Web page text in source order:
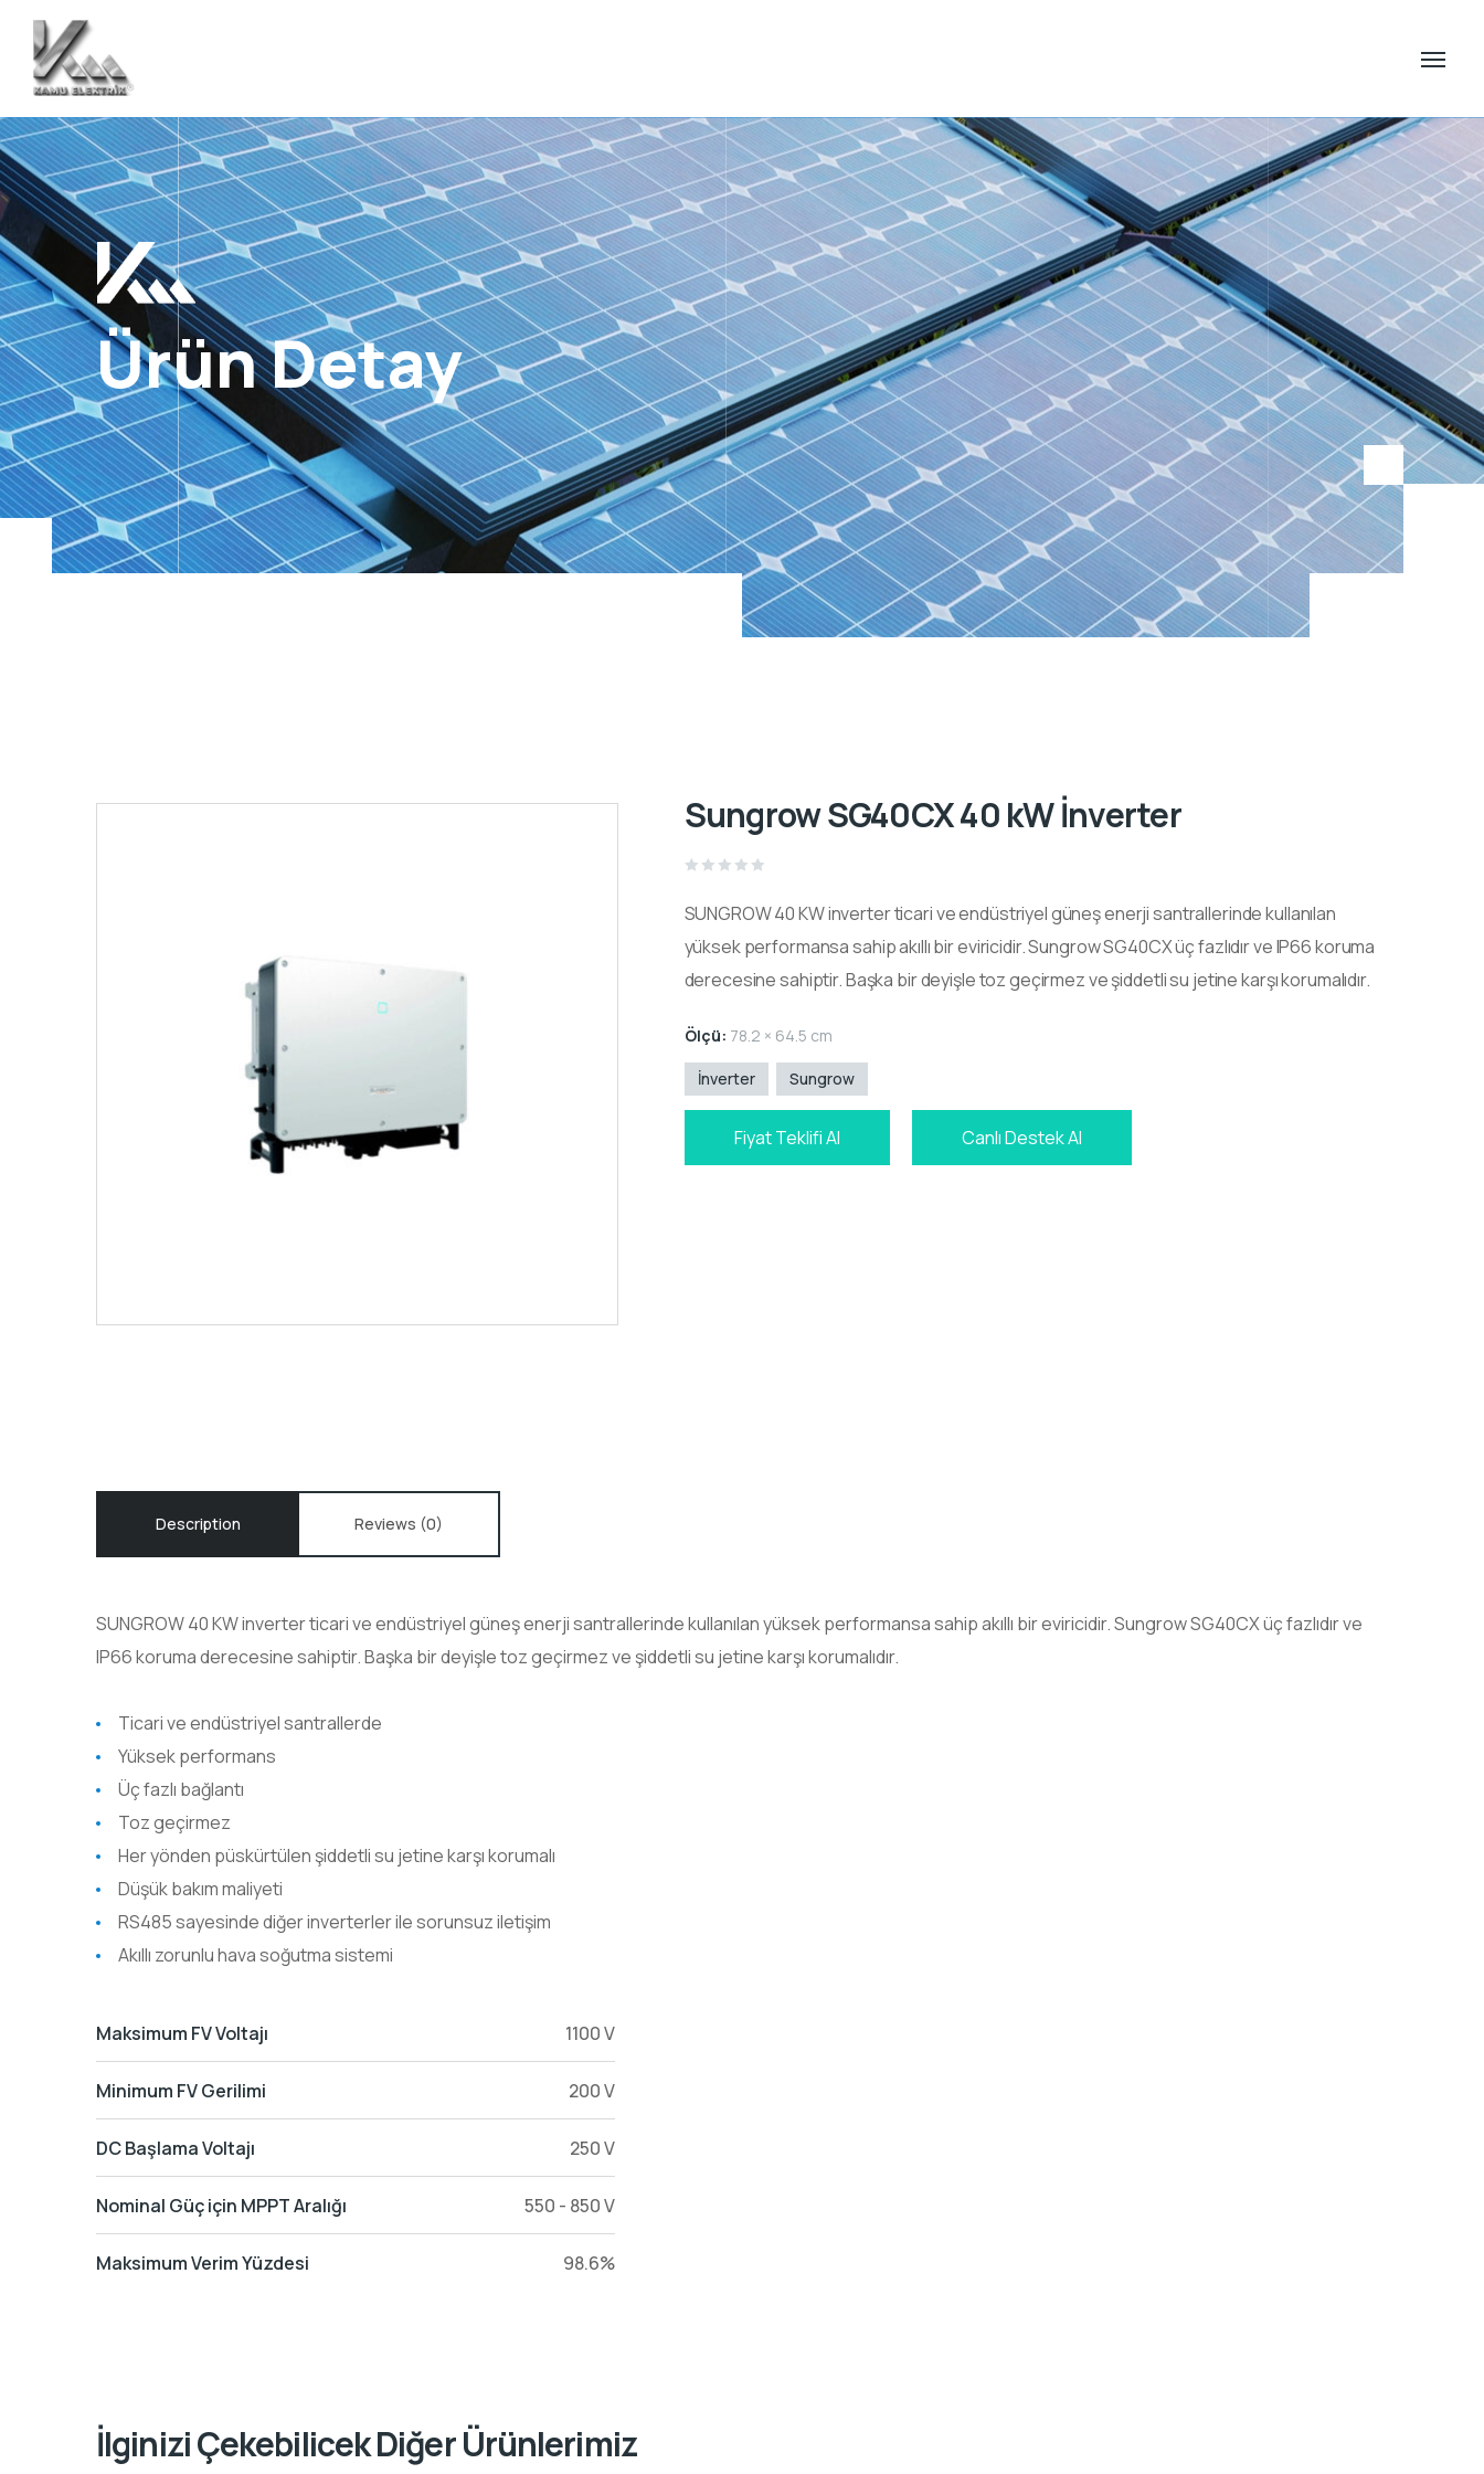
Ürün Detay
Sungrow SG40CX 40 kW İnverter
out
SUNGROW 40 KW inverter ticari ve endüstriyel güneş enerji santrallerinde kullanılan
yüksek performansa sahip akıllı bir eviricidir. Sungrow SG40CX üç fazlıdır ve IP66 koruma
derecesine sahiptir. Başka bir deyişle toz geçirmez ve şiddetli su jetine karşı korumalıdır.
Ölçü: 78.2 × 64.5 cm
İnverter Sungrow
Fiyat Teklifi Al Canlı Destek Al
Description Reviews (0)
SUNGROW 40 KW inverter ticari ve endüstriyel güneş enerji santrallerinde kullanılan yüksek performansa sahip akıllı bir eviricidir. Sungrow SG40CX üç fazlıdır ve
IP66 koruma derecesine sahiptir. Başka bir deyişle toz geçirmez ve şiddetli su jetine karşı korumalıdır.
Ticari ve endüstriyel santrallerde
Yüksek performans
Üç fazlı bağlantı
Toz geçirmez
Her yönden püskürtülen şiddetli su jetine karşı korumalı
Düşük bakım maliyeti
RS485 sayesinde diğer inverterler ile sorunsuz iletişim
Akıllı zorunlu hava soğutma sistemi
Maksimum FV Voltajı 1100 V
Minimum FV Gerilimi 200 V
DC Başlama Voltajı 250 V
Nominal Güç için MPPT Aralığı 550 - 850 V
Maksimum Verim Yüzdesi 98.6%
İlginizi Çekebilicek Diğer Ürünlerimiz